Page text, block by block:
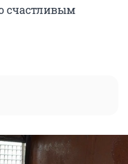
счастливым